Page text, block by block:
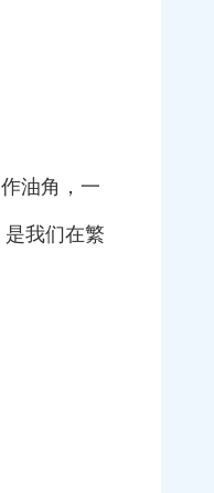
油角，一
我们在繁